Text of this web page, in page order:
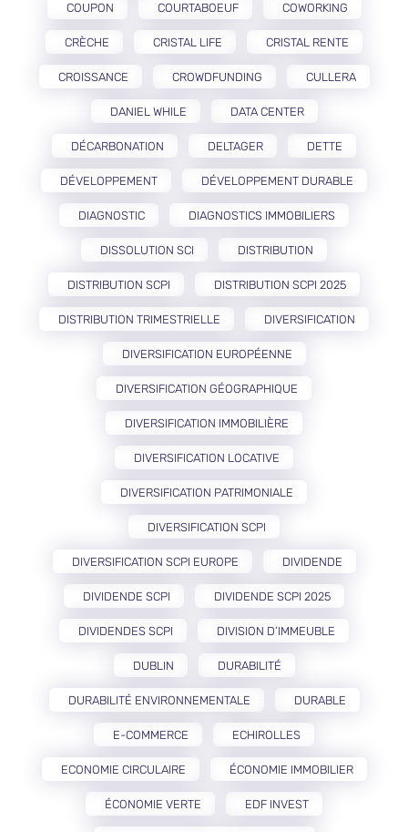
COUPON COURTABOEUF COWORKING
CRÈCHE CRISTAL LIFE CRISTAL RENTE
CROISSANCE CROWDFUNDING CULLERA
DANIEL WHILE DATA CENTER
DÉCARBONATION DELTAGER DETTE
DÉVELOPPEMENT DÉVELOPPEMENT DURABLE
DIAGNOSTIC DIAGNOSTICS IMMOBILIERS
DISSOLUTION SCI DISTRIBUTION
DISTRIBUTION SCPI DISTRIBUTION SCPI 2025
DISTRIBUTION TRIMESTRIELLE DIVERSIFICATION
DIVERSIFICATION EUROPÉENNE
DIVERSIFICATION GÉOGRAPHIQUE
DIVERSIFICATION IMMOBILIÈRE
DIVERSIFICATION LOCATIVE
DIVERSIFICATION PATRIMONIALE
DIVERSIFICATION SCPI
DIVERSIFICATION SCPI EUROPE DIVIDENDE
DIVIDENDE SCPI DIVIDENDE SCPI 2025
DIVIDENDES SCPI DIVISION D’IMMEUBLE
DUBLIN DURABILITÉ
DURABILITÉ ENVIRONNEMENTALE DURABLE
E-COMMERCE ECHIROLLES
ECONOMIE CIRCULAIRE ÉCONOMIE IMMOBILIER
ÉCONOMIE VERTE EDF INVEST